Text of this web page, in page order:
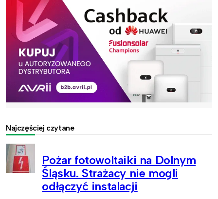
Najczęściej czytane
Pożar fotowoltaiki na Dolnym
Śląsku. Strażacy nie mogli
odłączyć instalacji